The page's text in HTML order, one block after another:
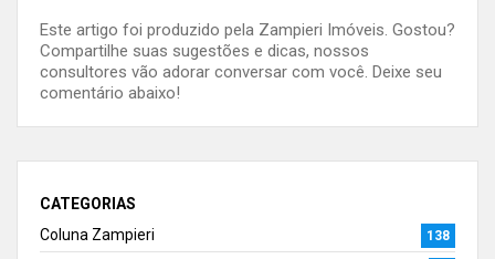
Este artigo foi produzido pela Zampieri Imóveis. Gostou?
Compartilhe suas sugestões e dicas, nossos
consultores vão adorar conversar com você. Deixe seu
comentário abaixo!
CATEGORIAS
Coluna Zampieri
138